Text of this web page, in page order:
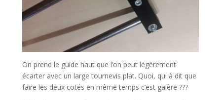
On prend le guide haut que l’on peut légèrement
écarter avec un large tournevis plat. Quoi, qui à dit que
faire les deux cotés en même temps c’est galère ???